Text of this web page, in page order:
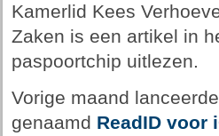
Kamerlid Kees
Zaken is een artikel in
paspoortchip uitlezen.
Vorige maand
genaamd ReadID voor